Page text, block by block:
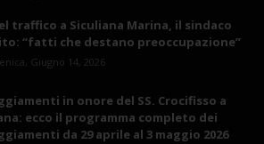
traffico a Siculiana Marina, il sindaco
“fatti che destano preoccupazione”
Giugno 14, 2026
in onore del SS. Crocifisso a
ecco il programma completo dei
da 29 aprile al 3 maggio 2026